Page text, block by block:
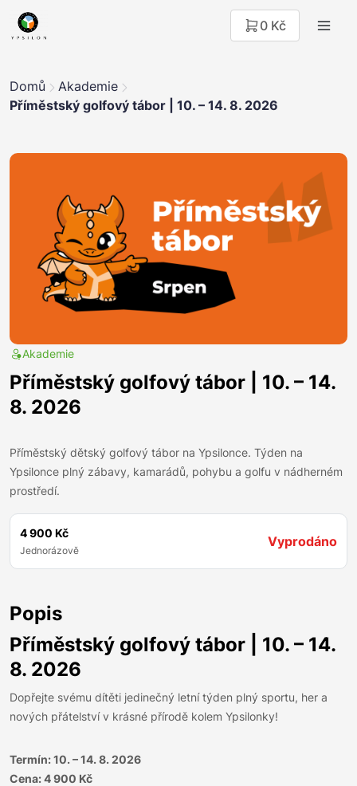
0 Kč
Domů
Akademie
Příměstský golfový tábor | 10. – 14. 8. 2026
Akademie
Příměstský golfový tábor | 10. – 14.
8. 2026
Příměstský dětský golfový tábor na Ypsilonce. Týden na
Ypsilonce plný zábavy, kamarádů, pohybu a golfu v nádherném
prostředí.
4 900 Kč
Jednorázově
Vyprodáno
Popis
Příměstský golfový tábor | 10. – 14.
8. 2026
Dopřejte svému dítěti jedinečný letní týden plný sportu, her a
nových přátelství v krásné přírodě kolem Ypsilonky!
Termín: 10. – 14. 8. 2026
Cena: 4 900 Kč